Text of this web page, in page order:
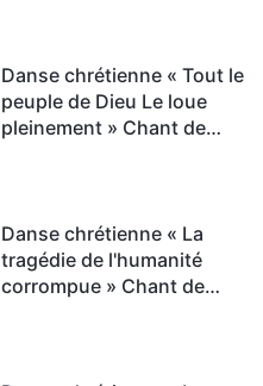
Danse chrétienne « Tout le
peuple de Dieu Le loue
pleinement » Chant de
Danse chrétienne « La
tragédie de l'humanité
corrompue » Chant de